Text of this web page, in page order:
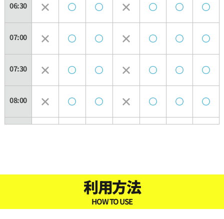
06:30
07:00
07:30
08:00
利用方法
HOW TO USE